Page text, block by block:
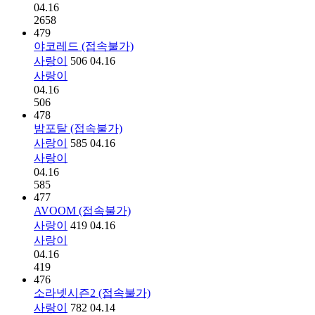
04.16
2658
479
야코레드 (접속불가)
사랑이
506 04.16
사랑이
04.16
506
478
밤포탈 (접속불가)
사랑이
585 04.16
사랑이
04.16
585
477
AVOOM (접속불가)
사랑이
419 04.16
사랑이
04.16
419
476
소라넷시즌2 (접속불가)
사랑이
782 04.14